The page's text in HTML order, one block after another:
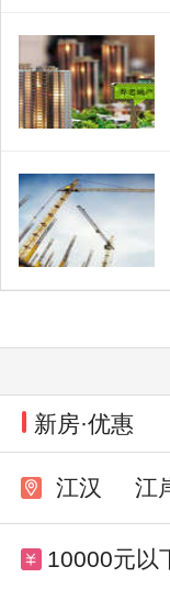
新房·优惠
江汉 江
东湖高新
10000元以